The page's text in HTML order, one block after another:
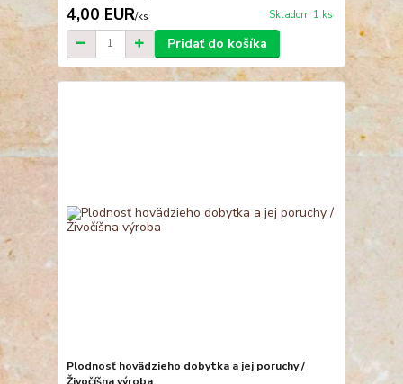
4,00 EUR/ks Skladom 1 ks
Pridať do košíka
Plodnosť hovädzieho dobytka a jej poruchy /